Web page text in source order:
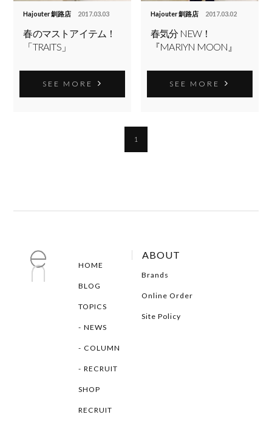
Hajouter 釧路店 2017.03.03
春のマストアイテム！
「TRAITS」
SEE MORE
Hajouter 釧路店 2017.03.02
春気分 NEW！
『MARIYN MOON』
SEE MORE
1
HOME
BLOG
TOPICS
NEWS
COLUMN
RECRUIT
SHOP
RECRUIT
ABOUT
Brands
Online Order
Site Policy